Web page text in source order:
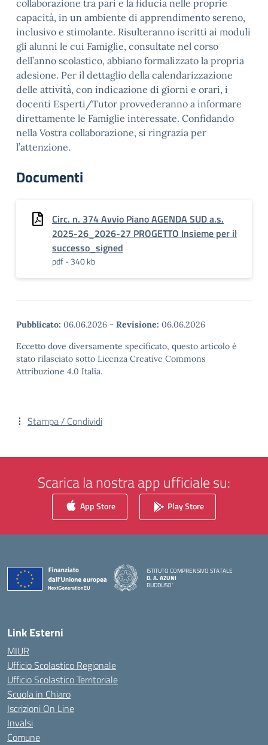
collaborazione tra pari e la fiducia nelle proprie
capacità, in un ambiente di apprendimento sereno,
inclusivo e stimolante. Risulteranno iscritti ai moduli
gli alunni le cui Famiglie, consultate nel corso
dell’anno scolastico, abbiano formalizzato la propria
adesione. Per il dettaglio della calendarizzazione
delle attività, con indicazione di giorni e orari, i
docenti Esperti/Tutor provvederanno a informare
direttamente le Famiglie interessate. Confidando
nella Vostra collaborazione, si ringrazia per
l’attenzione.
Documenti
Circ. n. 374 Avvio Piano AGENDA SUD a.s.
2025-26_2026-27 PROGETTO Insieme per il
successo_signed
pdf - 340 kb
Pubblicato: 06.06.2026 - Revisione: 06.06.2026
Eccetto dove diversamente specificato, questo articolo è
stato rilasciato sotto Licenza Creative Commons
Attribuzione 4.0 Italia.
Stampa / Condividi
Scarica la nostra app ufficiale su:
App Store Play Store
ISTITUTO COMPRENSIVO STATALE
D. A. AZUNI
BUDDUSO'
Link Esterni
MIUR
Ufficio Scolastico Regionale
Ufficio Scolastico Territoriale
Scuola in Chiaro
Iscrizioni On Line
Invalsi
Comune